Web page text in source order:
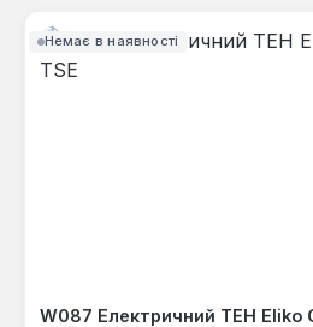
Немає в наявності
W087 Електричний ТЕН Eliko